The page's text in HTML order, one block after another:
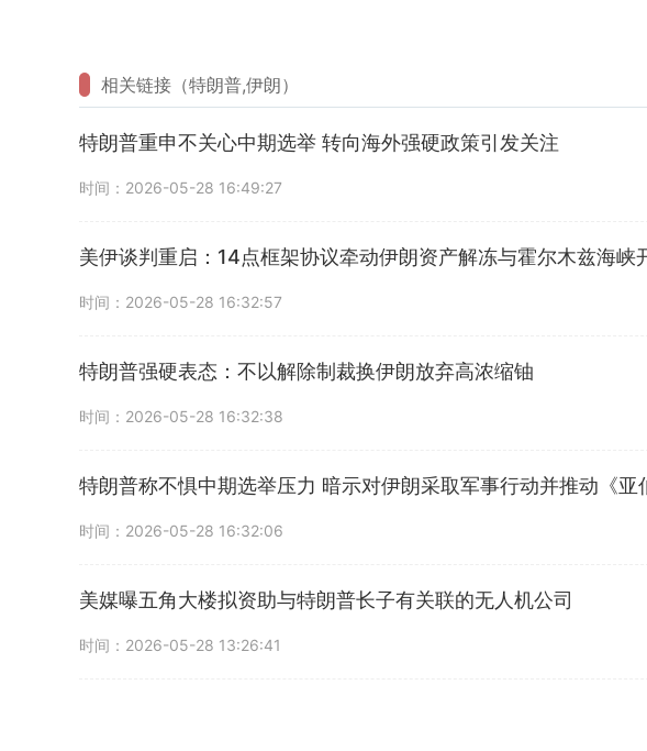
相关链接（特朗普,伊朗）
特朗普重申不关心中期选举 转向海外强硬政策引发关注
时间：2026-05-28 16:49:27
美伊谈判重启：14点框架协议牵动伊朗资产解冻与霍尔木兹海峡
时间：2026-05-28 16:32:57
特朗普强硬表态：不以解除制裁换伊朗放弃高浓缩铀
时间：2026-05-28 16:32:38
特朗普称不惧中期选举压力 暗示对伊朗采取军事行动并推动《亚
时间：2026-05-28 16:32:06
美媒曝五角大楼拟资助与特朗普长子有关联的无人机公司
时间：2026-05-28 13:26:41